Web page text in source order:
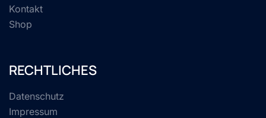
Kontakt
Shop
RECHTLICHES
Datenschutz
Impressum